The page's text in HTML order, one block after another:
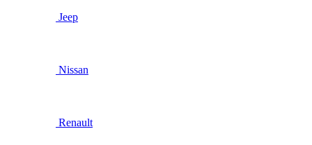
Jeep
Nissan
Renault